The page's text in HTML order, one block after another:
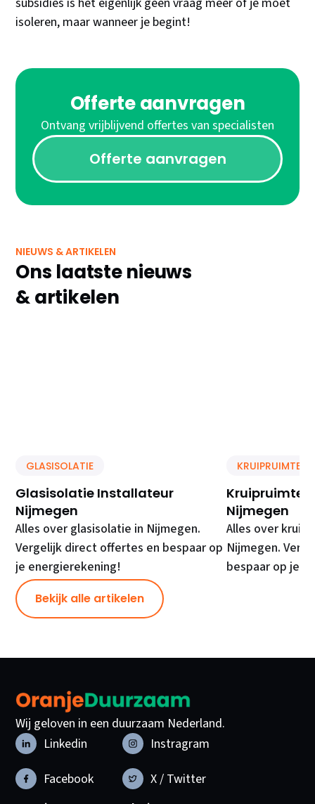
isoleren, maar wanneer je begint!
Offerte aanvragen
Ontvang vrijblijvend offertes van specialisten
Offerte aanvragen
NIEUWS & ARTIKELEN
Ons laatste nieuws
& artikelen
GLASISOLATIE
Glasisolatie Installateur
Nijmegen
Alles over glasisolatie in Nijmegen.
Vergelijk direct offertes en bespaar op
je energierekening!
KRUIPRUIMTE
Kruipruimte
Nijmegen
Alles over
Nijmegen.
bespaar op je
Bekijk alle artikelen
Wij geloven in een duurzaam Nederland.
Linkedin
Instragram
Facebook
X / Twitter